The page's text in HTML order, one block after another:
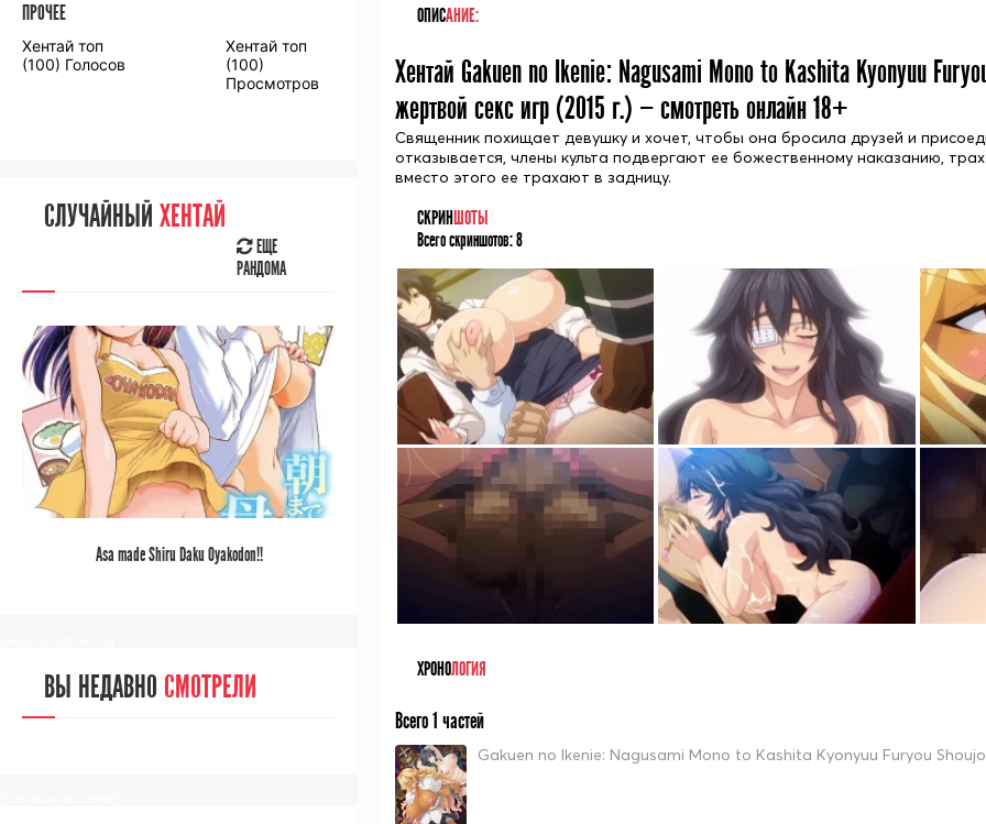
ОПИСАНИЕ:
Хентай Gakuen no Ikenie: Nagusami Mono to Kashita Kyonyuu
жертвой секс игр (2015 г.) — смотреть онлайн 18+
Священник похищает девушку и хочет, чтобы она бросила друзей и
отказывается, члены культа подвергают ее божественному наказанию,
вместо этого ее трахают в задницу.
СКРИНШОТЫ
Всего скриншотов:8
ХРОНОЛОГИЯ
Всего 1 частей
Gakuen no Ikenie: Nagusami Mono to Kashita Kyonyuu Furyou Shoujo
ПРОЧЕЕ
Аниме фильмы Аниме OVA
СЛУЧАЙНОЕ АНИМЕ
РАНДОМА
ВЫ НЕДАВНОСМОТРЕЛИ
[/senpainoticeme]
САМЫЙ ПОПУЛЯРНЫЙ АНИМЕ
ПРОЧЕЕ
Хентай топ
(100) Голосов
Хентай топ
(100)
Просмотров
СЛУЧАЙНЫЙ ХЕНТАЙ
ЕЩЕ
РАНДОМА
Asa made Shiru Daku Oyakodon!!
ВЫ НЕДАВНО СМОТРЕЛИ